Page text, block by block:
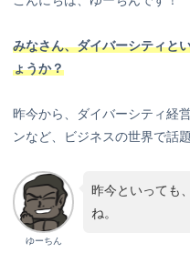
みなさん、ダイバーシティと
ょうか？
昨今から、ダイバーシティ経
ンなど、ビジネスの世界で話
ゆーちん
昨今といっても
ね。